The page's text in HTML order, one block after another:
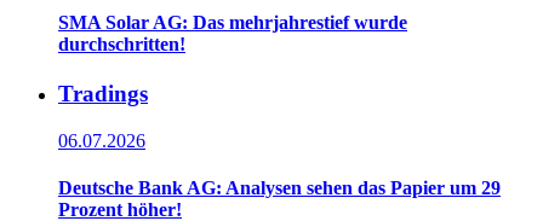
SMA Solar AG: Das mehrjahrestief wurde
durchschritten!
Tradings
06.07.2026
Deutsche Bank AG: Analysen sehen das Papier um 29
Prozent höher!